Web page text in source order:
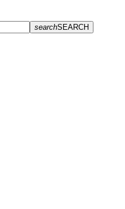
searchSEARCH